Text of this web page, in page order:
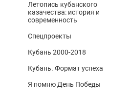
Летопись кубанского
казачества: история и
современность
Спецпроекты
Кубань 2000-2018
Кубань. Формат успеха
Я помню День Победы